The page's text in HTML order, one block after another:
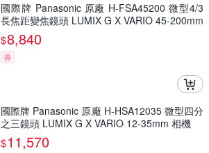
國際牌 Panasonic 原廠 H-FSA45200 微型4/3
長焦距變焦鏡頭 LUMIX G X VARIO 45-200mm
單眼鏡頭 相機
$8,840
券
國際牌 Panasonic 原廠 H-HSA12035 微型四分
之三鏡頭 LUMIX G X VARIO 12-35mm 相機
$11,570